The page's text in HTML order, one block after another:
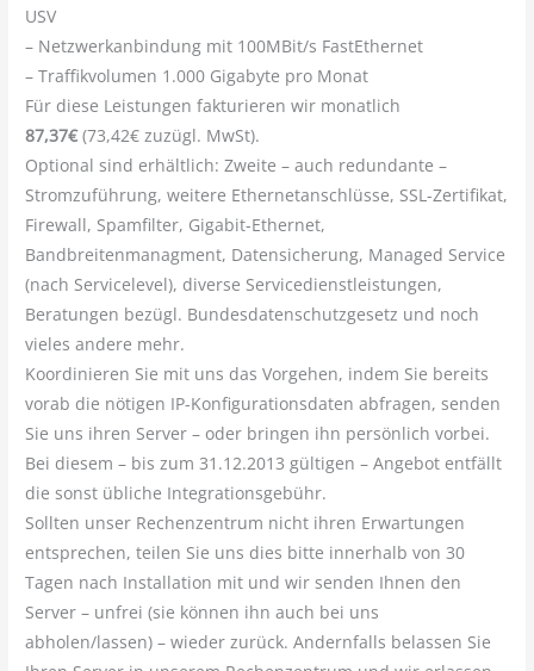
USV
– Netzwerkanbindung mit 100MBit/s FastEthernet
– Traffikvolumen 1.000 Gigabyte pro Monat
Für diese Leistungen fakturieren wir monatlich
87,37€(73,42€ zuzügl. MwSt).
Optional sind erhältlich: Zweite – auch redundante –
Stromzuführung, weitere Ethernetanschlüsse, SSL-Zertifikat,
Firewall, Spamfilter, Gigabit-Ethernet,
Bandbreitenmanagment, Datensicherung, Managed Service
(nach Servicelevel), diverse Servicedienstleistungen,
Beratungen bezügl. Bundesdatenschutzgesetz und noch
vieles andere mehr.
Koordinieren Sie mit uns das Vorgehen, indem Sie bereits
vorab die nötigen IP-Konfigurationsdaten abfragen, senden
Sie uns ihren Server – oder bringen ihn persönlich vorbei.
Bei diesem – bis zum 31.12.2013 gültigen – Angebot entfällt
die sonst übliche Integrationsgebühr.
Sollten unser Rechenzentrum nicht ihren Erwartungen
entsprechen, teilen Sie uns dies bitte innerhalb von 30
Tagen nach Installation mit und wir senden Ihnen den
Server – unfrei (sie können ihn auch bei uns
abholen/lassen) – wieder zurück. Andernfalls belassen Sie